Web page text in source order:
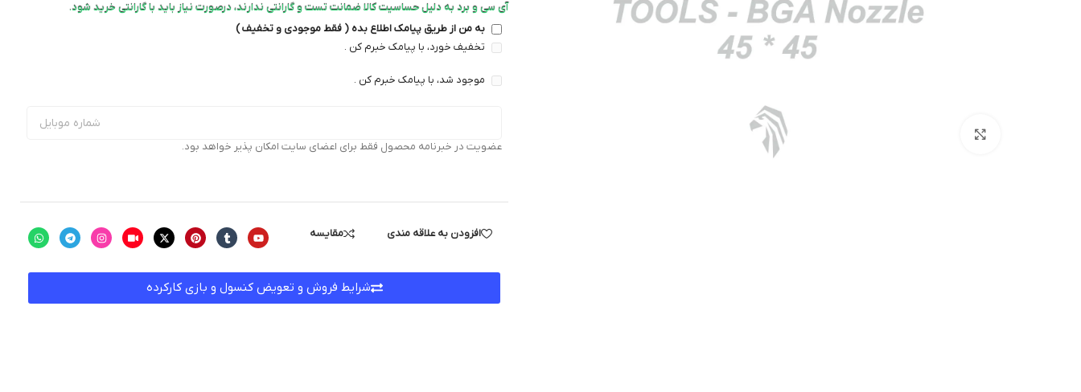
آی سی و برد به دلیل حساسیت کالا ضمانت تست و گارانتی ندارند، درصورت نیاز باید با گارانتی خرید شود.
به من از طریق پیامک اطلاع بده ( فقط موجودی و تخفیف )
تخفیف خورد، با پیامک خبرم کن .
موجود شد، با پیامک خبرم کن .
عضویت در خبرنامه محصول فقط برای اعضای سایت امکان پذیر خواهد بود.
مقایسه افزودن به علاقه مندی
شرایط فروش و تعویض کنسول و بازی کارکرده